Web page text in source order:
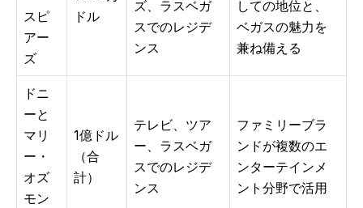
スピ
アー
ズ
ドル
ズ、ラスベガ
スでのレジデ
ンス
しての地位と、
ベガスの魅力を
兼ね備える
ドニ
ーと
マリ
ー・
オズ
モン
1億ドル
（合
計）
テレビ、ツア
ー、ラスベガ
スでのレジデ
ンス
ファミリーブラ
ンドが複数のエ
ンターテインメ
ント分野で活用